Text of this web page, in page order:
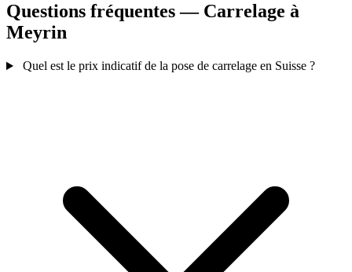
Questions fréquentes — Carrelage à
Meyrin
Quel est le prix indicatif de la pose de carrelage en Suisse ?